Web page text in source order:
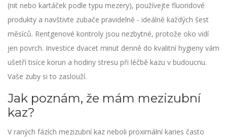
(nit nebo kartáček podle typu mezery), používejte fluoridové
produkty a navštivte zubače pravidelně - ideálně každých šest
měsíců. Rentgenové kontroly jsou nezbytné, protože oko vidí
jen povrch. Investice dvacet minut denně do kvalitní hygieny vám
ušetří tisíce korun a hodiny stresu při léčbě kazu v budoucnu.
Vaše zuby si to zaslouží.
Jak poznám, že mám mezizubní
kaz?
V raných fázích mezizubní kaz neboli proximální karies často